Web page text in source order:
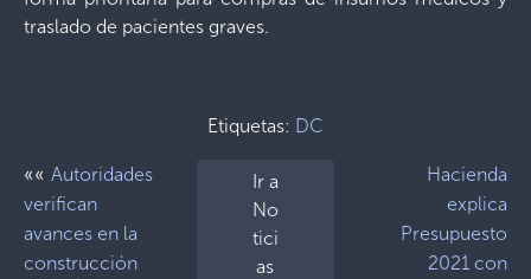
traslado de pacientes graves.
Etiquetas: DC
«« Autoridades
verifican
avances en la
construcción
Ir a
No
tici
as
Hacienda
explica
Presupuesto
2021 con